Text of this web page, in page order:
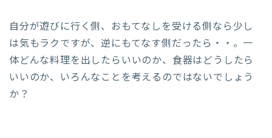
自分が遊びに行く側、おもてなしを受ける側なら少し
は気もラクですが、逆にもてなす側だったら・・。一
体どんな料理を出したらいいのか、食器はどうしたら
いいのか、いろんなことを考えるのではないでしょう
か？